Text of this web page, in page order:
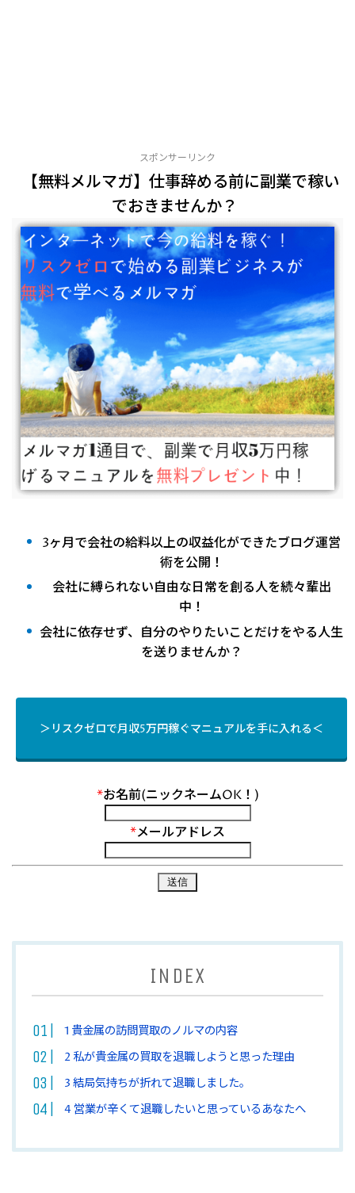
スポンサーリンク
【無料メルマガ】仕事辞める前に副業で稼い
でおきませんか？
3ヶ月で会社の給料以上の収益化ができたブログ運営
術を公開！
会社に縛られない自由な日常を創る人を続々輩出
中！
会社に依存せず、自分のやりたいことだけをやる人生
を送りませんか？
＞リスクゼロで月収5万円稼ぐマニュアルを手に入れる＜
*お名前(ニックネームOK！)
*メールアドレス
INDEX
1 貴金属の訪問買取のノルマの内容
2 私が貴金属の買取を退職しようと思った理由
3 結局気持ちが折れて退職しました。
4 営業が辛くて退職したいと思っているあなたへ